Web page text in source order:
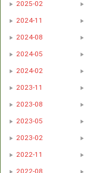
2025-02
2024-11
2024-08
2024-05
2024-02
2023-11
2023-08
2023-05
2023-02
2022-11